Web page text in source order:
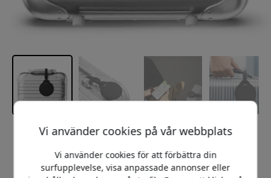
Rekommenderat pris
549 SEK
Vi använder cookies på vår webbplats
Vi använder cookies för att förbättra din
surfupplevelse, visa anpassade annonser eller